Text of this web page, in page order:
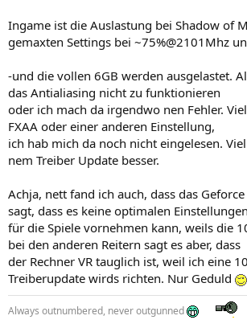
Ingame ist die Auslastung bei Shadow of
gemaxten Settings bei ~75%@2101Mhz
-und die vollen 6GB werden ausgelastet.
das Antialiasing nicht zu funktionieren
oder ich mach da irgendwo nen Fehler.
FXAA oder einer anderen Einstellung,
ich hab mich da noch nicht eingelesen.
nem Treiber Update besser.
Achja, nett fand ich auch, dass das
sagt, dass es keine optimalen Einstellungen
für die Spiele vornehmen kann, weils die
bei den anderen Reitern sagt es aber, dass
der Rechner VR tauglich ist, weil ich eine
Treiberupdate wirds richten. Nur Geduld
Always outnumbered, never outgunned